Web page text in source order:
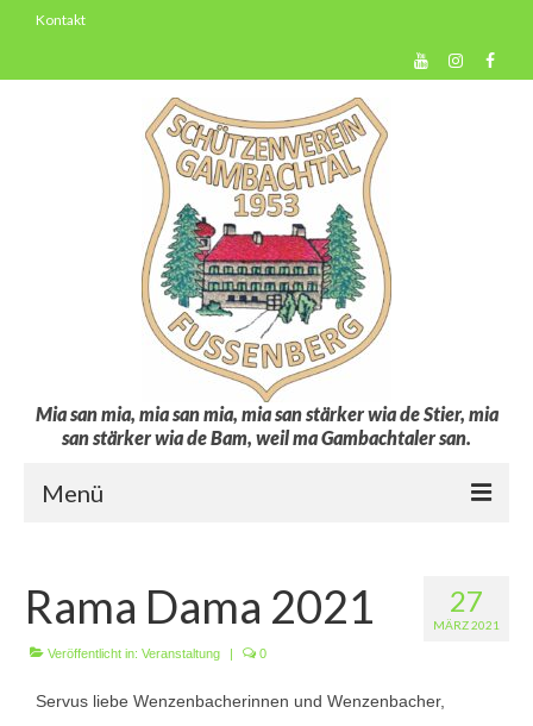
Kontakt
Mia san mia, mia san mia, mia san stärker wia de Stier, mia
san stärker wia de Bam, weil ma Gambachtaler san.
Menü
Vorstandschaft
Unsere Erfolge
Vereinschronik
27
MÄRZ 2021
Rama Dama 2021
Veröffentlicht in: Veranstaltung 0
Servus liebe Wenzenbacherinnen und Wenzenbacher,